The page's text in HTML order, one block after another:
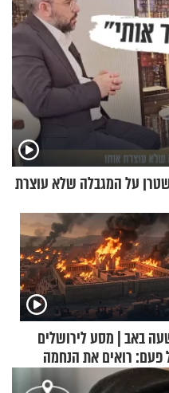
על המגבלה שלא עוצרת
באב | מסע לירושלים
פעם: רואים את הנחמה